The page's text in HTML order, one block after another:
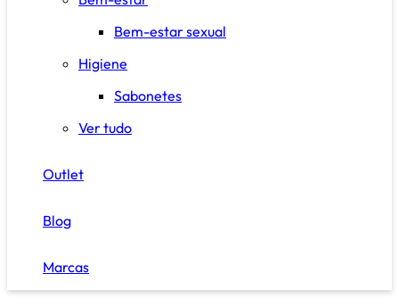
Bem-estar sexual
Higiene
Sabonetes
Ver tudo
Outlet
Blog
Marcas